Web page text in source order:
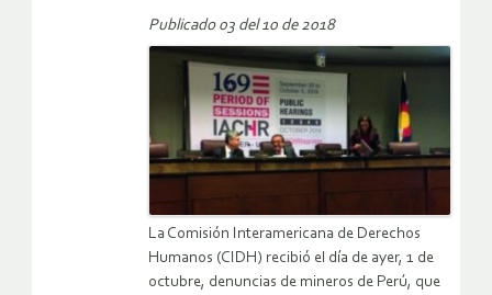
Publicado 03 del 10 de 2018
La Comisión Interamericana de Derechos
Humanos (CIDH) recibió el día de ayer, 1 de
octubre, denuncias de mineros de Perú, que